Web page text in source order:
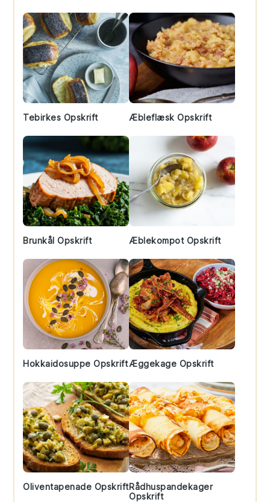
Tebirkes Opskrift Æbleflæsk Opskrift
Brunkål Opskrift Æblekompot Opskrift
Hokkaidosuppe OpskriftÆggekage Opskrift
Oliventapenade OpskriftRådhuspandekager
Opskrift